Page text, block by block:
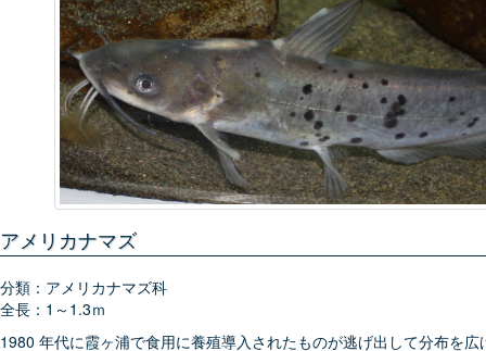
アメリカナマズ
分類：アメリカナマズ科
全長：1～1.3ｍ
1980 年代に霞ヶ浦で食用に養殖導入されたものが逃げ出して分布を